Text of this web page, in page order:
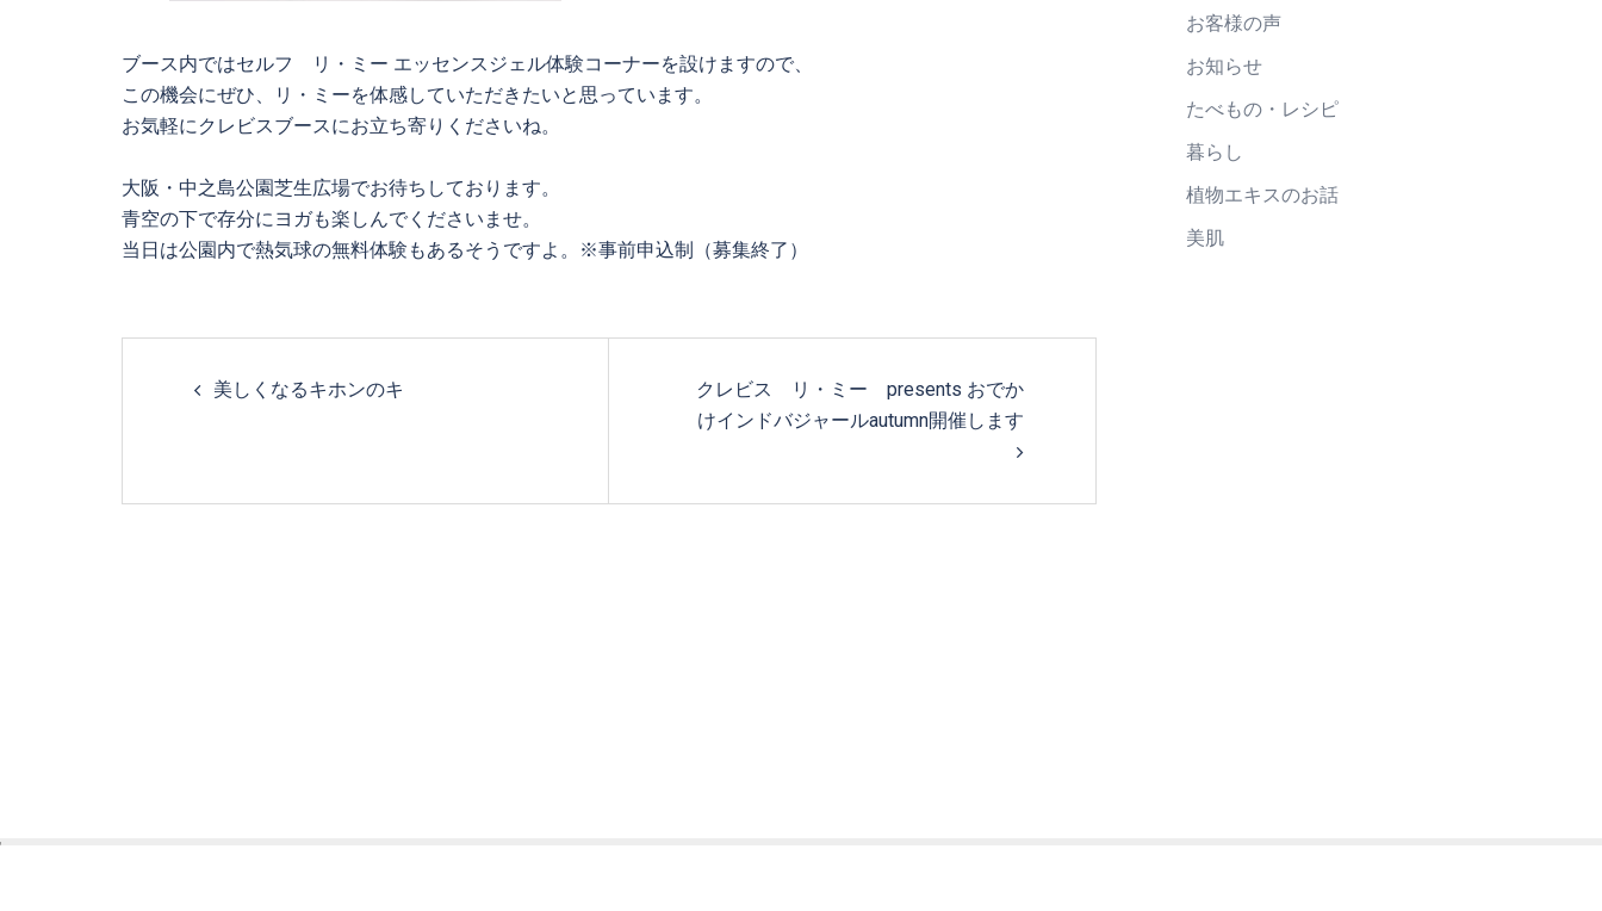
ブース内ではセルフ リ・ミー エッセンスジェル体験コーナーを設けますので、
この機会にぜひ、リ・ミーを体感していただきたいと思っています。
お気軽にクレビスブースにお立ち寄りくださいね。
大阪・中之島公園芝生広場でお待ちしております。
青空の下で存分にヨガも楽しんでくださいませ。
当日は公園内で熱気球の無料体験もあるそうですよ。※事前申込制（募集終了）
Post美しくなるキホンのキ
クレビス リ・ミー presents おでか
けインドバジャールautumn開催します
お客様の声
お知らせ
たべもの・レシピ
暮らし
植物エキスのお話
美肌